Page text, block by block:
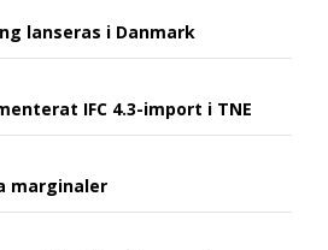
lanseras i Danmark
IFC 4.3-import i TNE
marginaler